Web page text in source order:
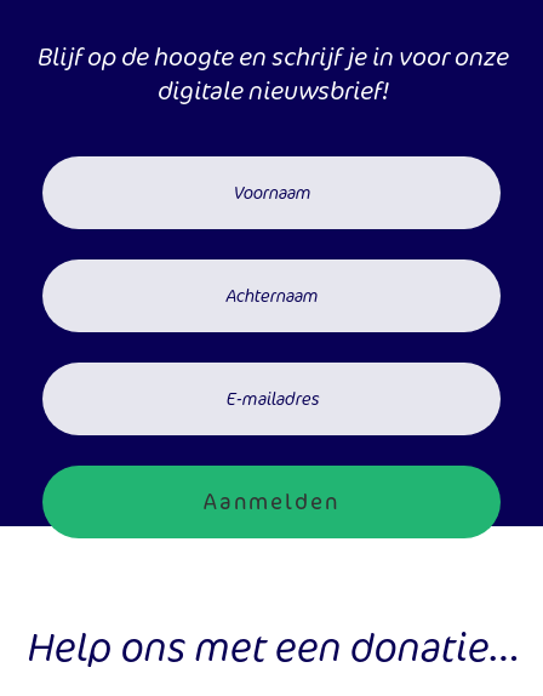
Blijf op de hoogte en schrijf je in voor onze
digitale nieuwsbrief!
Aanmelden
Help ons met een donatie…